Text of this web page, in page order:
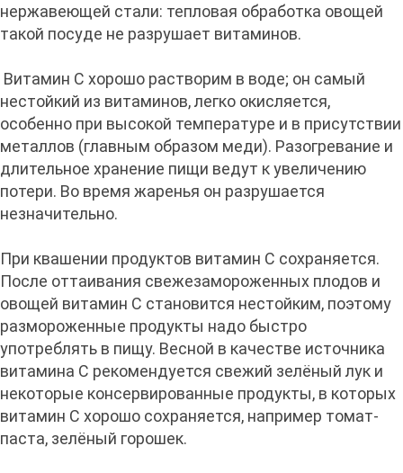
нержавеющей стали: тепловая обработка овощей
такой посуде не разрушает витаминов.
Витамин С хорошо растворим в воде; он самый
нестойкий из витаминов, легко окисляется,
особенно при высокой температуре и в присутствии
металлов (главным образом меди). Разогревание и
длительное хранение пищи ведут к увеличению
потери. Во время жаренья он разрушается
незначительно.
При квашении продуктов витамин С сохраняется.
После оттаивания свежезамороженных плодов и
овощей витамин С становится нестойким, поэтому
размороженные продукты надо быстро
употреблять в пищу. Весной в качестве источника
витамина С рекомендуется свежий зелёный лук и
некоторые консервированные продукты, в которых
витамин С хорошо сохраняется, например томат-
паста, зелёный горошек.